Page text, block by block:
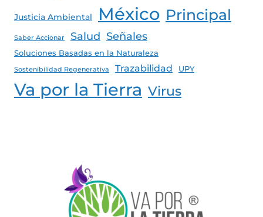
Justicia Ambiental México Principal
Saber Accionar Salud Señales
Soluciones Basadas en la Naturaleza
Sostenibilidad Regenerativa Trazabilidad UPY
Va por la Tierra Virus